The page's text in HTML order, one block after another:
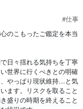
#仕事
のこもったご鑑定を本当
日々揺れる気持ちを丁寧
世界に行くべきとの明確
やっぱり現状維持…と気
ます。リスクを取ること
盛りの時期を終えること